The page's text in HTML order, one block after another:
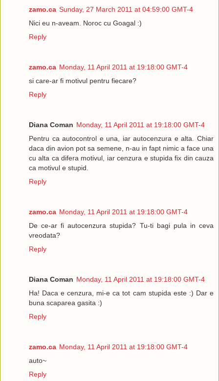
zamo.ca Sunday, 27 March 2011 at 04:59:00 GMT-4
Nici eu n-aveam. Noroc cu Goagal :)
Reply
zamo.ca Monday, 11 April 2011 at 19:18:00 GMT-4
si care-ar fi motivul pentru fiecare?
Reply
Diana Coman Monday, 11 April 2011 at 19:18:00 GMT-4
Pentru ca autocontrol e una, iar autocenzura e alta. Chiar
daca din avion pot sa semene, n-au in fapt nimic a face una
cu alta ca difera motivul, iar cenzura e stupida fix din cauza
ca motivul e stupid.
Reply
zamo.ca Monday, 11 April 2011 at 19:18:00 GMT-4
De ce-ar fi autocenzura stupida? Tu-ti bagi pula in ceva
vreodata?
Reply
Diana Coman Monday, 11 April 2011 at 19:18:00 GMT-4
Ha! Daca e cenzura, mi-e ca tot cam stupida este :) Dar e
buna scaparea gasita :)
Reply
zamo.ca Monday, 11 April 2011 at 19:18:00 GMT-4
auto~
Reply